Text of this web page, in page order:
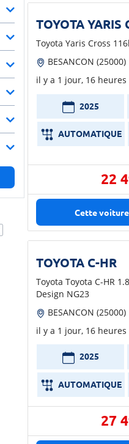
TOYOTA YARIS
Toyota Yaris Cross
BESANCON (25000)
il y a 1 jour, 16 heures
2025
AUTOMATIQUE
22
Cette
TOYOTA C-HR
Toyota Toyota C-HR
Design NG23
BESANCON (25000)
il y a 1 jour, 16 heures
2025
AUTOMATIQUE
27